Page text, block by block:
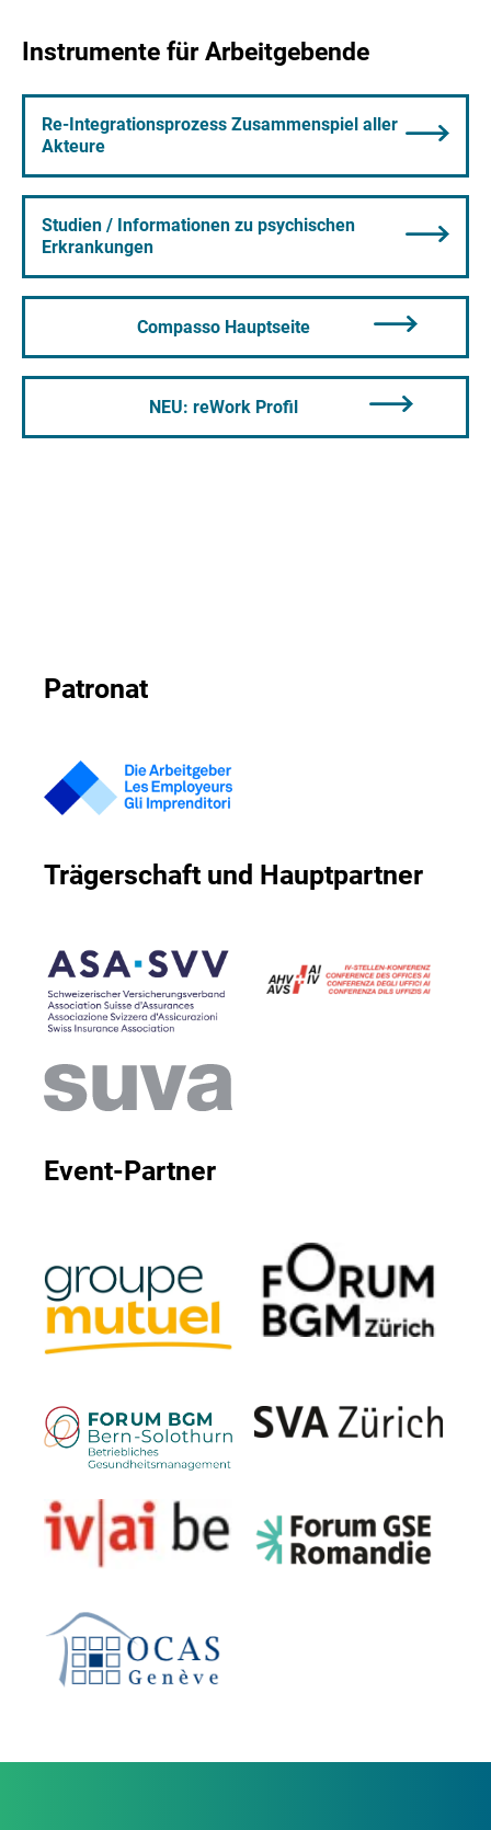
Instrumente für Arbeitgebende
Re-Integrationsprozess Zusammenspiel aller
Akteure
Studien / Informationen zu psychischen
Erkrankungen
Compasso Hauptseite
NEU: reWork Profil
Patronat
Trägerschaft und Hauptpartner
Event-Partner